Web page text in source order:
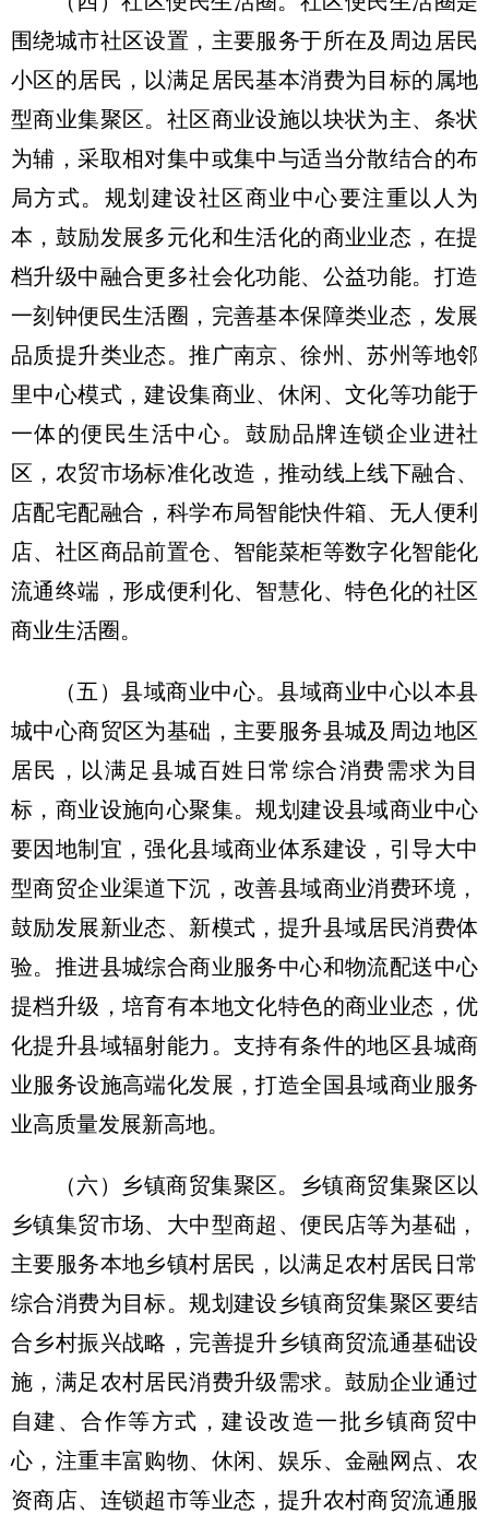
围绕城市社区设置，主要服务于所在及周边居民
小区的居民，以满足居民基本消费为目标的属地
型商业集聚区。社区商业设施以块状为主、条状
为辅，采取相对集中或集中与适当分散结合的布
局方式。规划建设社区商业中心要注重以人为
本，鼓励发展多元化和生活化的商业业态，在提
档升级中融合更多社会化功能、公益功能。打造
一刻钟便民生活圈，完善基本保障类业态，发展
品质提升类业态。推广南京、徐州、苏州等地邻
里中心模式，建设集商业、休闲、文化等功能于
一体的便民生活中心。鼓励品牌连锁企业进社
区，农贸市场标准化改造，推动线上线下融合、
店配宅配融合，科学布局智能快件箱、无人便利
店、社区商品前置仓、智能菜柜等数字化智能化
流通终端，形成便利化、智慧化、特色化的社区
商业生活圈。
（五）县域商业中心。县域商业中心以本县
城中心商贸区为基础，主要服务县城及周边地区
居民，以满足县城百姓日常综合消费需求为目
标，商业设施向心聚集。规划建设县域商业中心
要因地制宜，强化县域商业体系建设，引导大中
型商贸企业渠道下沉，改善县域商业消费环境，
鼓励发展新业态、新模式，提升县域居民消费体
验。推进县城综合商业服务中心和物流配送中心
提档升级，培育有本地文化特色的商业业态，优
化提升县域辐射能力。支持有条件的地区县城商
业服务设施高端化发展，打造全国县域商业服务
业高质量发展新高地。
（六）乡镇商贸集聚区。
乡镇商贸集聚区以
乡镇集贸市场、大中型商超、便民店等为基础，
主要服务本地乡镇村居民，以满足农村居民日常
综合消费为目标。规划建设乡镇商贸集聚区要结
合乡村振兴战略，完善提升乡镇商贸流通基础设
施，满足农村居民消费升级需求。鼓励企业通过
自建、合作等方式，建设改造一批乡镇商贸中
心，注重丰富购物、休闲、娱乐、金融网点、农
资商店、连锁超市等业态，提升农村商贸流通服